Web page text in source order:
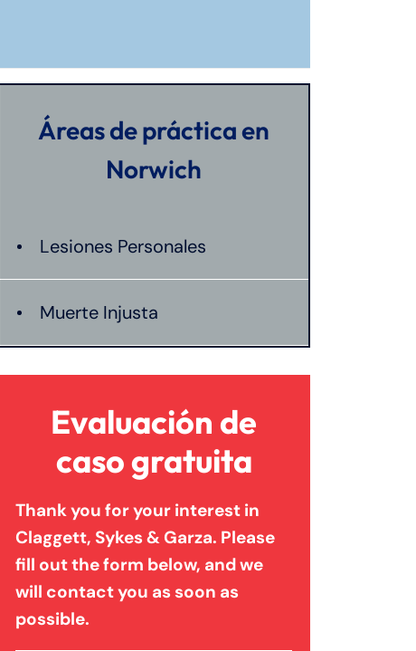
Áreas de práctica en
Norwich
Lesiones Personales
Muerte Injusta
Evaluación de
caso gratuita
Thank you for your interest in
Claggett, Sykes & Garza. Please
fill out the form below, and we
will contact you as soon as
possible.